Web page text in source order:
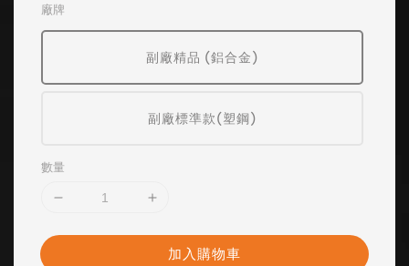
廠牌
副廠精品 (鋁合金)
副廠標準款(塑鋼)
數量
加入購物車